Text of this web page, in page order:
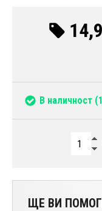
В наличност
ЩЕ ВИ